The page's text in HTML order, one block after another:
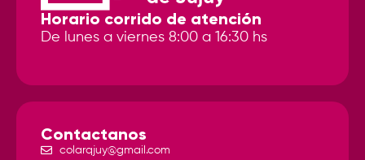
Horario corrido de atención
De lunes a viernes 8:00 a 16:30 hs
Contactanos
colarqjuy@gmail.com